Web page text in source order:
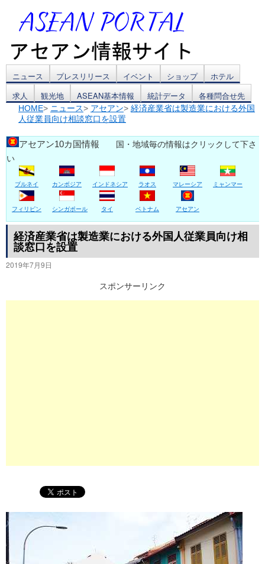
コ
ン
ン
ツ
へ
ス
キ
ッ
ニュース プレスリリース イベント ショップ
ホテル
求人
観光地 ASEAN基本情報 統計データ 各種問合せ先
HOME> ニュース> アセアン> 経済産業省は製造業における外国
人従業員向け相談窓口を設置
アセアン10カ国情報 国・地域毎の情報はクリックして下さ
い
ブルネイ カンボジア インドネシア ラオス マレーシア ミャンマー
フィリピン シンガポール タイ ベトナム アセアン
経済産業省は製造業における外国人従業員向け相
談窓口を設置
2019年7月9日
スポンサーリンク